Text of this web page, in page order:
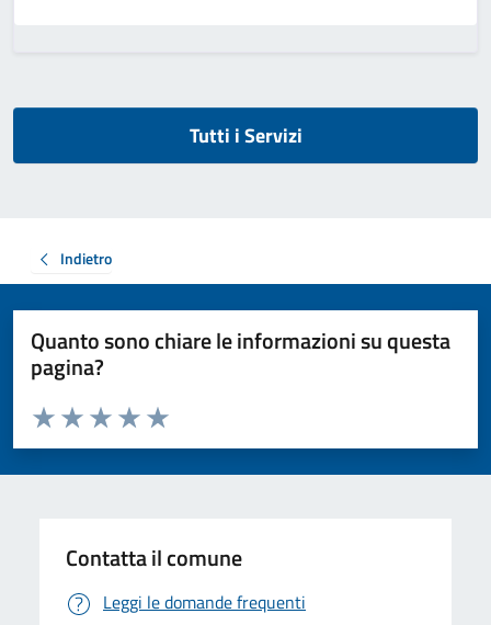
Tutti i Servizi
Indietro
Quanto sono chiare le informazioni su questa
pagina?
Valuta da 1 a 5 stelle la pagina
Valuta 5 stelle su 5
Valuta 4 stelle su 5
Valuta 3 stelle su 5
Valuta 2 stelle su 5
Valuta 1 stelle su 5
Contatta il comune
Leggi le domande frequenti